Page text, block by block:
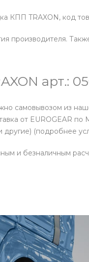
КПП TRAXON, код
производителя.
арт.:
самовывозом из
от EUROGEAR
(подробнее
и безналичным